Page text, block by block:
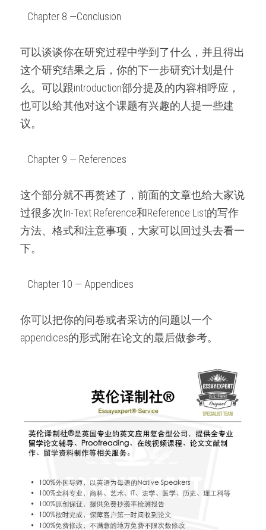
   Chapter 8 —Conclusion
可以谈谈你在研究过程中学到了什么，并且得出
这个研究结果之后，你的下一步研究计划是什
么。可以跟introduction部分提及的内容相呼应，
也可以给其他对这个课题有兴趣的人提一些建
议。
   Chapter 9 — References
这个部分就不再赘述了，前面的文章也给大家说
过很多次In-Text Reference和Reference List的写作
方法、格式和注意事项，大家可以回过头去看一
下。
   Chapter 10 — Appendices
你可以把你的问卷或者采访的问题以一个
appendices的形式附在论文的最后做参考。